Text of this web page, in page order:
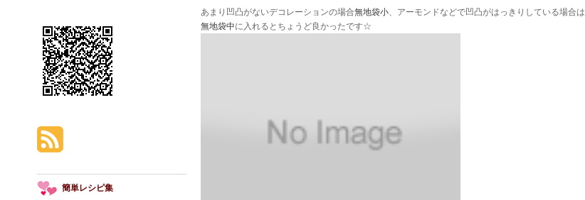
あまり凹凸がないデコレーションの場合無地袋小 、アーモンドなどで凹凸がはっきりしている場合は
無地袋中に入れるとちょうど良かったです☆
簡単レシピ集